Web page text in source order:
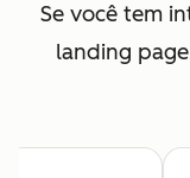
Se você tem
landing